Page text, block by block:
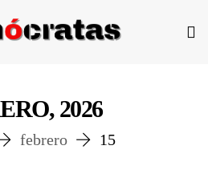
2026
febrero 15